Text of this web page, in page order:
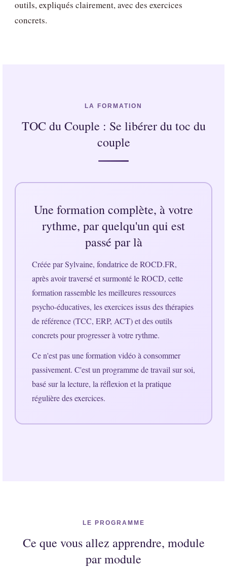
outils, expliqués clairement, avec des exercices
concrets.
LA FORMATION
TOC du Couple : Se libérer du toc du
couple
Une formation complète, à votre
rythme, par quelqu'un qui est
passé par là
Créée par Sylvaine, fondatrice de ROCD.FR,
après avoir traversé et surmonté le ROCD, cette
formation rassemble les meilleures ressources
psycho-éducatives, les exercices issus des thérapies
de référence (TCC, ERP, ACT) et des outils
concrets pour progresser à votre rythme.
Ce n'est pas une formation vidéo à consommer
passivement. C'est un programme de travail sur soi,
basé sur la lecture, la réflexion et la pratique
régulière des exercices.
LE PROGRAMME
Ce que vous allez apprendre, module
par module